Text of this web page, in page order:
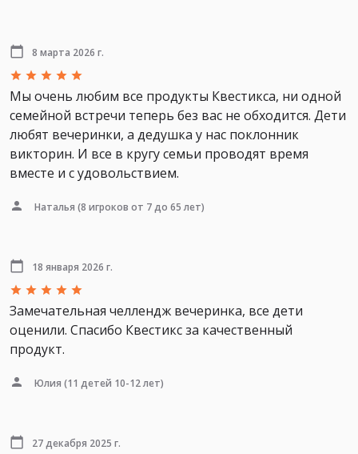
8 марта 2026 г.
Мы очень любим все продукты Квестикса, ни одной
семейной встречи теперь без вас не обходится. Дети
любят вечеринки, а дедушка у нас поклонник
викторин. И все в кругу семьи проводят время
вместе и с удовольствием.
Наталья (8 игроков от 7 до 65 лет)
18 января 2026 г.
Замечательная челлендж вечеринка, все дети
оценили. Спасибо Квестикс за качественный
продукт.
Юлия (11 детей 10-12 лет)
27 декабря 2025 г.